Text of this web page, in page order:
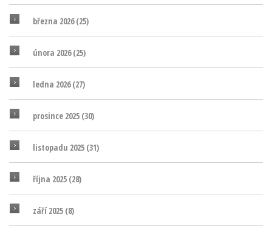
března 2026(25)
února 2026(25)
ledna 2026(27)
prosince 2025 (30)
listopadu 2025 (31)
října 2025 (28)
září 2025 (8)